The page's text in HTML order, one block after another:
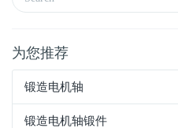
为您推荐
锻造电机轴
锻造电机轴锻件